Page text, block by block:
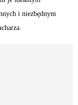
i niezbędnym